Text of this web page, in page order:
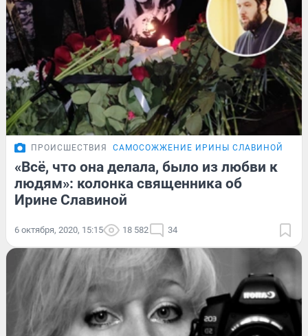
ПРОИСШЕСТВИЯ САМОСОЖЖЕНИЕ ИРИНЫ СЛАВИНОЙ
«Всё, что она делала, было из любви к
людям»: колонка священника об
Ирине Славиной
6 октября, 2020, 15:15 18 582 34